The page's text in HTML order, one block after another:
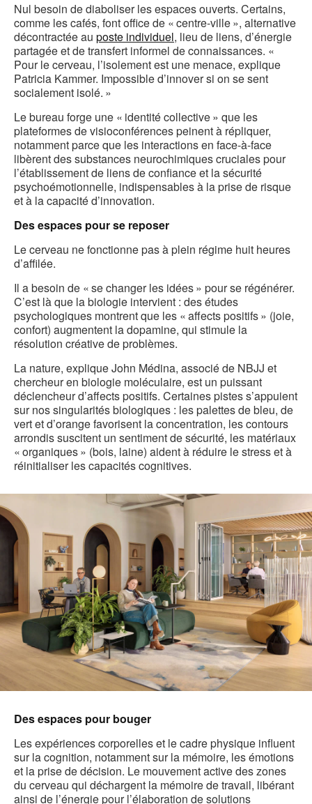
Nul besoin de diaboliser les espaces ouverts. Certains,
comme les cafés, font office de « centre-ville », alternative
décontractée au poste individuel, lieu de liens, d’énergie
partagée et de transfert informel de connaissances. «
Pour le cerveau, l’isolement est une menace, explique
Patricia Kammer. Impossible d’innover si on se sent
socialement isolé. »
Le bureau forge une « identité collective » que les
plateformes de visioconférences peinent à répliquer,
notamment parce que les interactions en face-à-face
libèrent des substances neurochimiques cruciales pour
l’établissement de liens de confiance et la sécurité
psychoémotionnelle, indispensables à la prise de risque
et à la capacité d’innovation.
Des espaces pour se reposer
Le cerveau ne fonctionne pas à plein régime huit heures
d’affilée.
Il a besoin de « se changer les idées » pour se régénérer.
C’est là que la biologie intervient : des études
psychologiques montrent que les « affects positifs » (joie,
confort) augmentent la dopamine, qui stimule la
résolution créative de problèmes.
La nature, explique John Médina, associé de NBJJ et
chercheur en biologie moléculaire, est un puissant
déclencheur d’affects positifs. Certaines pistes s’appuient
sur nos singularités biologiques : les palettes de bleu, de
vert et d’orange favorisent la concentration, les contours
arrondis suscitent un sentiment de sécurité, les matériaux
« organiques » (bois, laine) aident à réduire le stress et à
réinitialiser les capacités cognitives.
Des espaces pour bouger
Les expériences corporelles et le cadre physique influent
sur la cognition, notamment sur la mémoire, les émotions
et la prise de décision. Le mouvement active des zones
du cerveau qui déchargent la mémoire de travail, libérant
ainsi de l’énergie pour l’élaboration de solutions